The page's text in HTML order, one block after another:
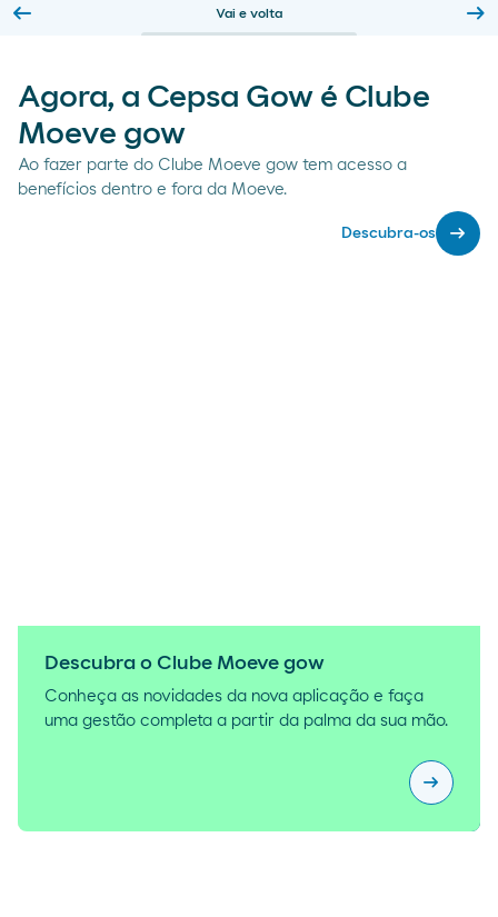
arrow_left_alt Vai e volta arrow_right_alt
Agora, a Cepsa Gow é Clube
Moeve gow
Ao fazer parte do Clube Moeve gow tem acesso a
benefícios dentro e fora da Moeve.
Descubra-os arrow_right_alt
Descubra o Clube Moeve gow
Conheça as novidades da nova aplicação e faça
uma gestão completa a partir da palma da sua mão.
arrow_right_alt